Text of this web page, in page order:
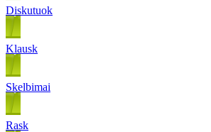
Diskutuok
Klausk
Skelbimai
Rask